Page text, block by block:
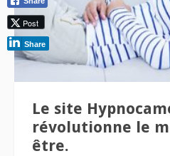
Le site
révolutionne le
être.
Post
Share